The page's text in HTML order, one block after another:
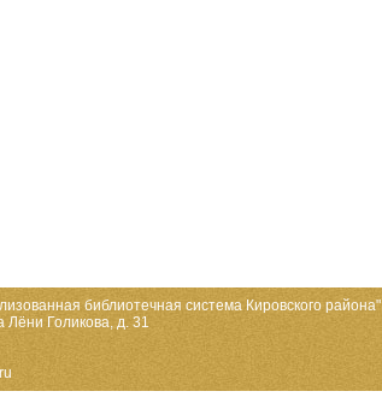
библиотечная система Кировского района"
Лёни Голикова, д. 31